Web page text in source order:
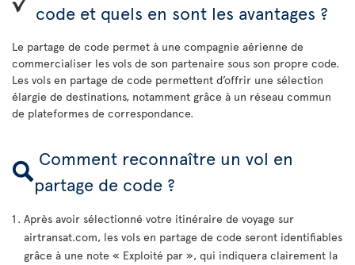
code et quels en sont les avantages ?
Le partage de code permet à une compagnie aérienne de
commercialiser les vols de son partenaire sous son propre code.
Les vols en partage de code permettent d’offrir une sélection
élargie de destinations, notamment grâce à un réseau commun
de plateformes de correspondance.
Comment reconnaître un vol en
partage de code ?
Après avoir sélectionné votre itinéraire de voyage sur
airtransat.com, les vols en partage de code seront identifiables
grâce à une note « Exploité par », qui indiquera clairement la